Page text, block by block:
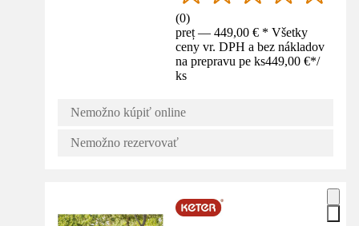
(0)
preț — 449,00 € * Všetky
ceny vr. DPH a bez nákladov
na prepravu pe ks449,00 €*/
ks
Nemožno kúpiť online
Nemožno rezervovať